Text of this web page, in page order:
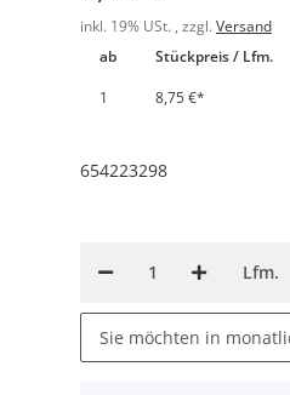
inkl. 19% USt. , zzgl. Versand
ab
Stückpreis / Lfm.
1
8,75 €*
654223298
Lfm.
Sie möchten in